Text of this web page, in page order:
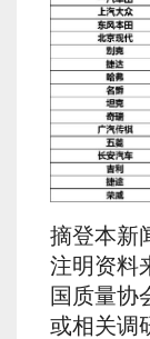
摘登本新
注明资料
国质量协
或相关调